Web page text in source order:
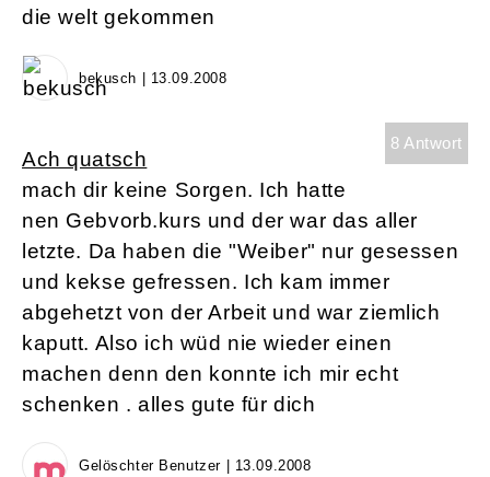
die welt gekommen
bekusch | 13.09.2008
8 Antwort
Ach quatsch
mach dir keine Sorgen. Ich hatte
nen Gebvorb.kurs und der war das aller
letzte. Da haben die "Weiber" nur gesessen
und kekse gefressen. Ich kam immer
abgehetzt von der Arbeit und war ziemlich
kaputt. Also ich wüd nie wieder einen
machen denn den konnte ich mir echt
schenken . alles gute für dich
Gelöschter Benutzer | 13.09.2008